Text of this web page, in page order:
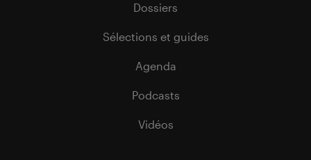
Dossiers
Sélections et guides
Agenda
Podcasts
Vidéos